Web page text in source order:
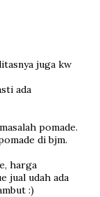
juga kw
ada
pomade.
di bjm.
harga
jual udah ada
:)